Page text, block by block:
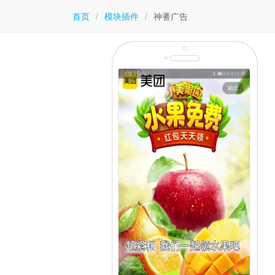
首页 / 模块插件 / 神蓍广告